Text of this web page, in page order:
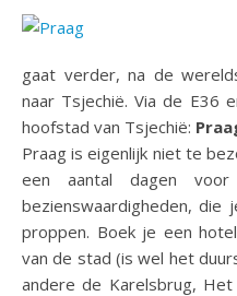
gaat verder, na de
naar Tsjechië. Via de E36
hoofstad van Tsjechië:
Praag is eigenlijk niet te
een aantal dagen
bezienswaardigheden, die
proppen. Boek je een
van de stad (is wel het
andere de Karelsbrug,